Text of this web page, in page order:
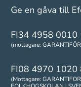
Ge en gåva till
FI34 4958 0010
(mottagare:
FI08 4970 1020
(Mottagare: